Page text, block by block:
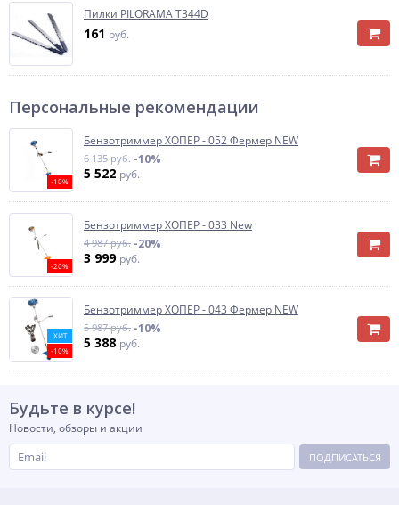
Пилки PILORAMA T344D
161 руб.
Персональные рекомендации
-10%
Бензотриммер ХОПЕР - 052 Фермер NEW
6 135 руб. -10%
5 522 руб.
-20%
Бензотриммер ХОПЕР - 033 New
4 987 руб. -20%
3 999 руб.
ХИТ
-10%
Бензотриммер ХОПЕР - 043 Фермер NEW
5 987 руб. -10%
5 388 руб.
Будьте в курсе!
Новости, обзоры и акции
ПОДПИСАТЬСЯ